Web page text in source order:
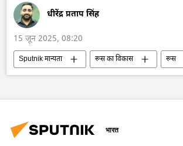
धीरेंद्र प्रताप सिंह
15 जून 2025, 08:20
Sputnik मान्यता रूस का विकास
रूस
क्यूबा
अर्जेंटीना
विशेषज्ञ
यूरोपीय परिषद
भारत